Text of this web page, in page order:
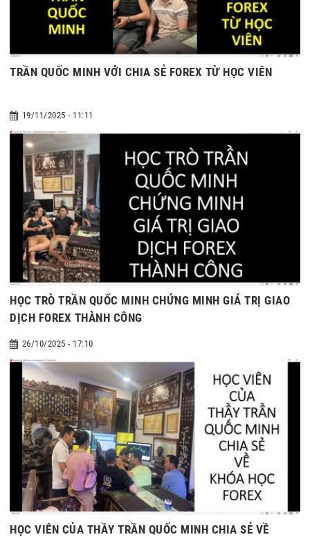
TRẦN QUỐC MINH VỚI CHIA SẺ FOREX TỪ HỌC VIÊN
19/11/2025 - 11:11
HỌC TRÒ TRẦN QUỐC MINH CHỨNG MINH GIÁ TRỊ GIAO
DỊCH FOREX THÀNH CÔNG
26/10/2025 - 17:10
HỌC VIÊN CỦA THẦY TRẦN QUỐC MINH CHIA SẺ VỀ